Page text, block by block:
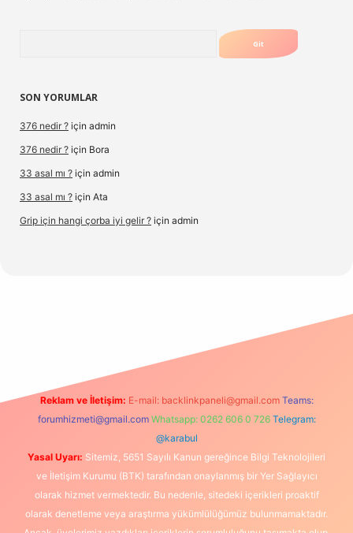
SON YORUMLAR
376 nedir ? için admin
376 nedir ? için Bora
33 asal mı ? için admin
33 asal mı ? için Ata
Grip için hangi çorba iyi gelir ? için admin
Reklam ve İletişim: E-mail: backlinkpaneli@gmail.com Teams:
forumhizmeti@gmail.com Whatsapp: 0262 606 0 726 Telegram:
@karabul
Yasal Uyarı: Sitemiz, 5651 Sayılı Kanun gereğince Bilgi Teknolojileri
ve İletişim Kurumu (BTK) tarafından onaylanmış bir Yer Sağlayıcı
olarak hizmet vermektedir. Bu nedenle, sitedeki içerikleri proaktif
olarak denetleme veya araştırma yükümlülüğümüz bulunmamaktadır.